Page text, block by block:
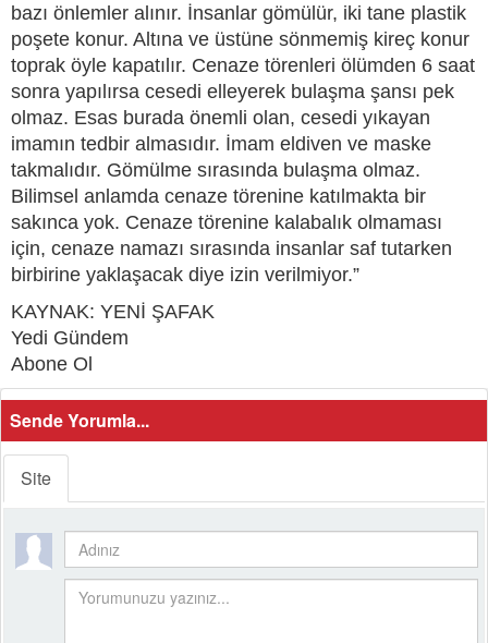
bazı önlemler alınır. İnsanlar gömülür, iki tane plastik
poşete konur. Altına ve üstüne sönmemiş kireç konur
toprak öyle kapatılır. Cenaze törenleri ölümden 6 saat
sonra yapılırsa cesedi elleyerek bulaşma şansı pek
olmaz. Esas burada önemli olan, cesedi yıkayan
imamın tedbir almasıdır. İmam eldiven ve maske
takmalıdır. Gömülme sırasında bulaşma olmaz.
Bilimsel anlamda cenaze törenine katılmakta bir
sakınca yok. Cenaze törenine kalabalık olmaması
için, cenaze namazı sırasında insanlar saf tutarken
birbirine yaklaşacak diye izin verilmiyor.”
KAYNAK: YENİ ŞAFAK
Yedi Gündem
Abone Ol
Sende Yorumla...
Site